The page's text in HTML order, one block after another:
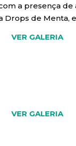
a presença
Drops de
no qual teve
no som de uma
realiza
Franco e Vera
ao
O terceiro
VER GALERIA
VER GALERIA